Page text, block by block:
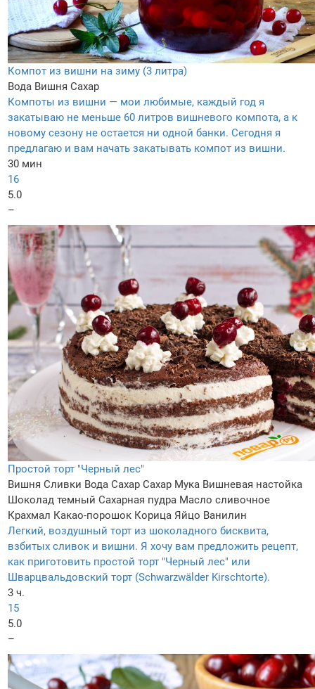
Компот из вишни на зиму (3 литра)
Вода Вишня Сахар
Компоты из вишни — мои любимые, каждый год я
закатываю не меньше 60 литров вишневого компота, а к
новому сезону не остается ни одной банки. Сегодня я
предлагаю и вам начать закатывать компот из вишни.
30 мин
16
5.0
–
Простой торт "Черный лес"
Вишня Сливки Вода Сахар Сахар Мука Вишневая настойка
Шоколад темный Сахарная пудра Масло сливочное
Крахмал Какао-порошок Корица Яйцо Ванилин
Легкий, воздушный торт из шоколадного бисквита,
взбитых сливок и вишни. Я хочу вам предложить рецепт,
как приготовить простой торт "Черный лес" или
Шварцвальдовский торт (Schwarzwälder Kirschtorte).
3 ч.
15
5.0
–